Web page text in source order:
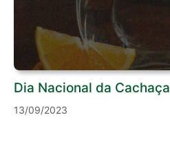
Dia Nacional da Cachaça
13/09/2023